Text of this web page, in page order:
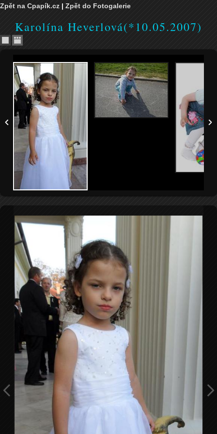
Zpět na Cpapík.cz | Zpět do Fotogalerie
Karolína Heverlová(*10.05.2007)